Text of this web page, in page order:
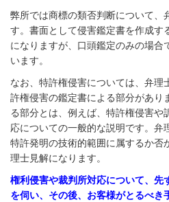
弊所では商標の類否判断について、
す。書面として侵害鑑定書を作成す
になりますが、口頭鑑定のみの場合
います。
なお、特許権侵害については、弁理
許権侵害の鑑定書による部分があり
る部分とは、例えば、特許権侵害や
応についての一般的な説明です。弁
特許発明の技術的範囲に属するか否
理士見解になります。
権利侵害や裁判所対応について、先
を伺い、その後、お客様がとるべき